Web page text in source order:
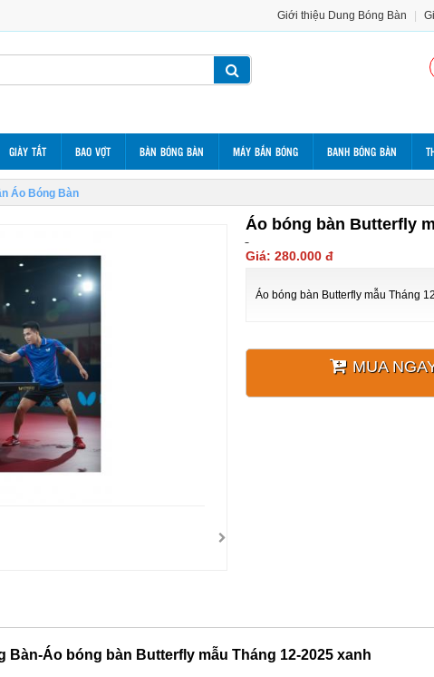
Giới thiệu Dung Bóng Bàn
GIÀY TẤT BAO VỢT BÀN BÓNG BÀN MÁY BẮN BÓNG BANH BÓNG BÀN
Áo Bóng Bàn
Áo bóng bàn Butterfly
Giá: 280.000 đ
Áo bóng bàn Butterfly mẫu Tháng
MUA
Bàn-Áo bóng bàn Butterfly mẫu Tháng 12-2025 xanh